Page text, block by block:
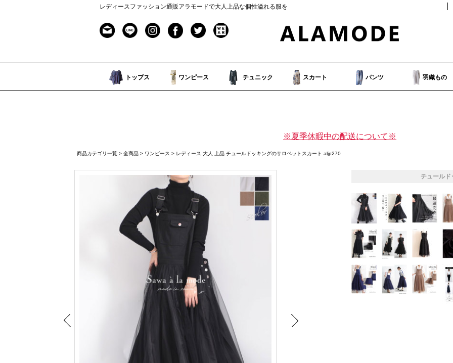
レディースファッション通販アラモードで大人上品な個性溢れる服を
トップス ワンピース チュニック スカート パンツ 羽織もの
※夏季休暇中の配送について※
商品カテゴリ一覧 > 全商品 > ワンピース > レディース 大人 上品 チュールドッキングのサロペットスカート aljp270
チュールド